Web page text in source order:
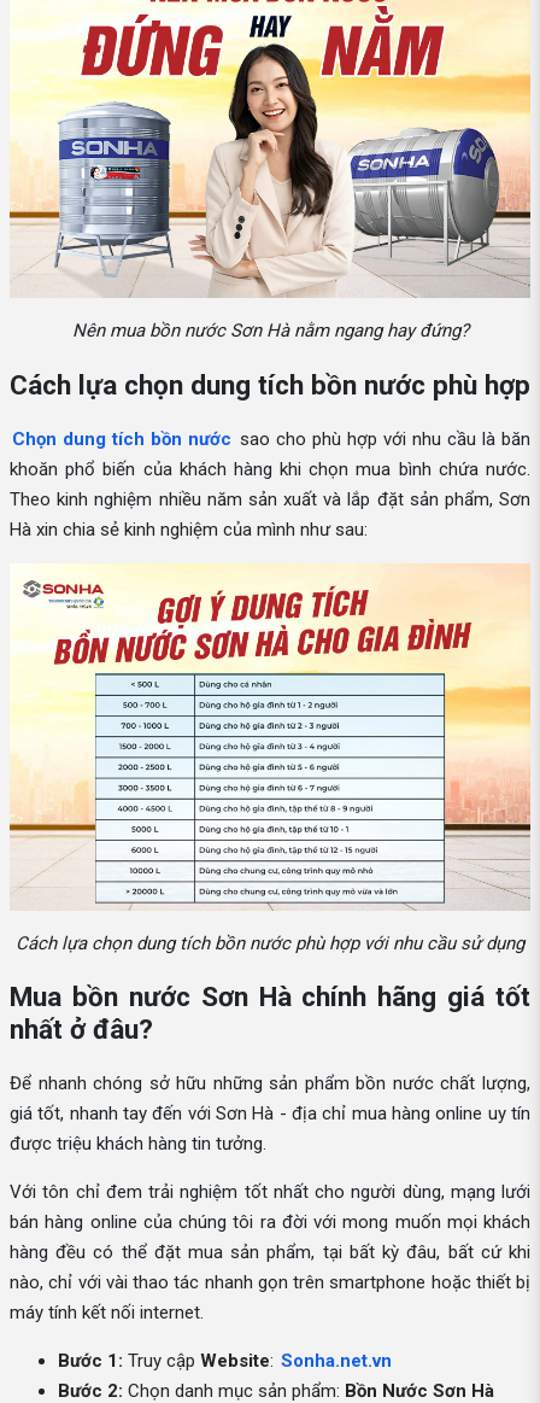
Nên mua bồn nước Sơn Hà nằm ngang hay đứng?
Cách lựa chọn dung tích bồn nước phù hợp
Chọn dung tích bồn nước sao cho phù hợp với nhu cầu là băn
khoăn phổ biến của khách hàng khi chọn mua bình chứa nước.
Theo kinh nghiệm nhiều năm sản xuất và lắp đặt sản phẩm, Sơn
Hà xin chia sẻ kinh nghiệm của mình như sau:
Cách lựa chọn dung tích bồn nước phù hợp với nhu cầu sử dụng
Mua bồn nước Sơn Hà chính hãng giá tốt
nhất ở đâu?
Để nhanh chóng sở hữu những sản phẩm bồn nước chất lượng,
giá tốt, nhanh tay đến với Sơn Hà - địa chỉ mua hàng online uy tín
được triệu khách hàng tin tưởng.
Với tôn chỉ đem trải nghiệm tốt nhất cho người dùng, mạng lưới
bán hàng online của chúng tôi ra đời với mong muốn mọi khách
hàng đều có thể đặt mua sản phẩm, tại bất kỳ đâu, bất cứ khi
nào, chỉ với vài thao tác nhanh gọn trên smartphone hoặc thiết bị
máy tính kết nối internet.
Bước 1: Truy cập Website: Sonha.net.vn
Bước 2: Chọn danh mục sản phẩm: Bồn Nước Sơn Hà